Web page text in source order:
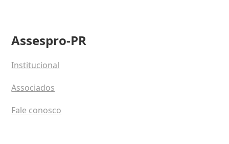
Assespro-PR
Institucional
Associados
Fale conosco